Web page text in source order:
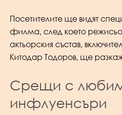
Посетителите ще видят
филма, след което
актьорския състав,
Китодар Тодоров, ще
Срещи с
инфлуенсъри